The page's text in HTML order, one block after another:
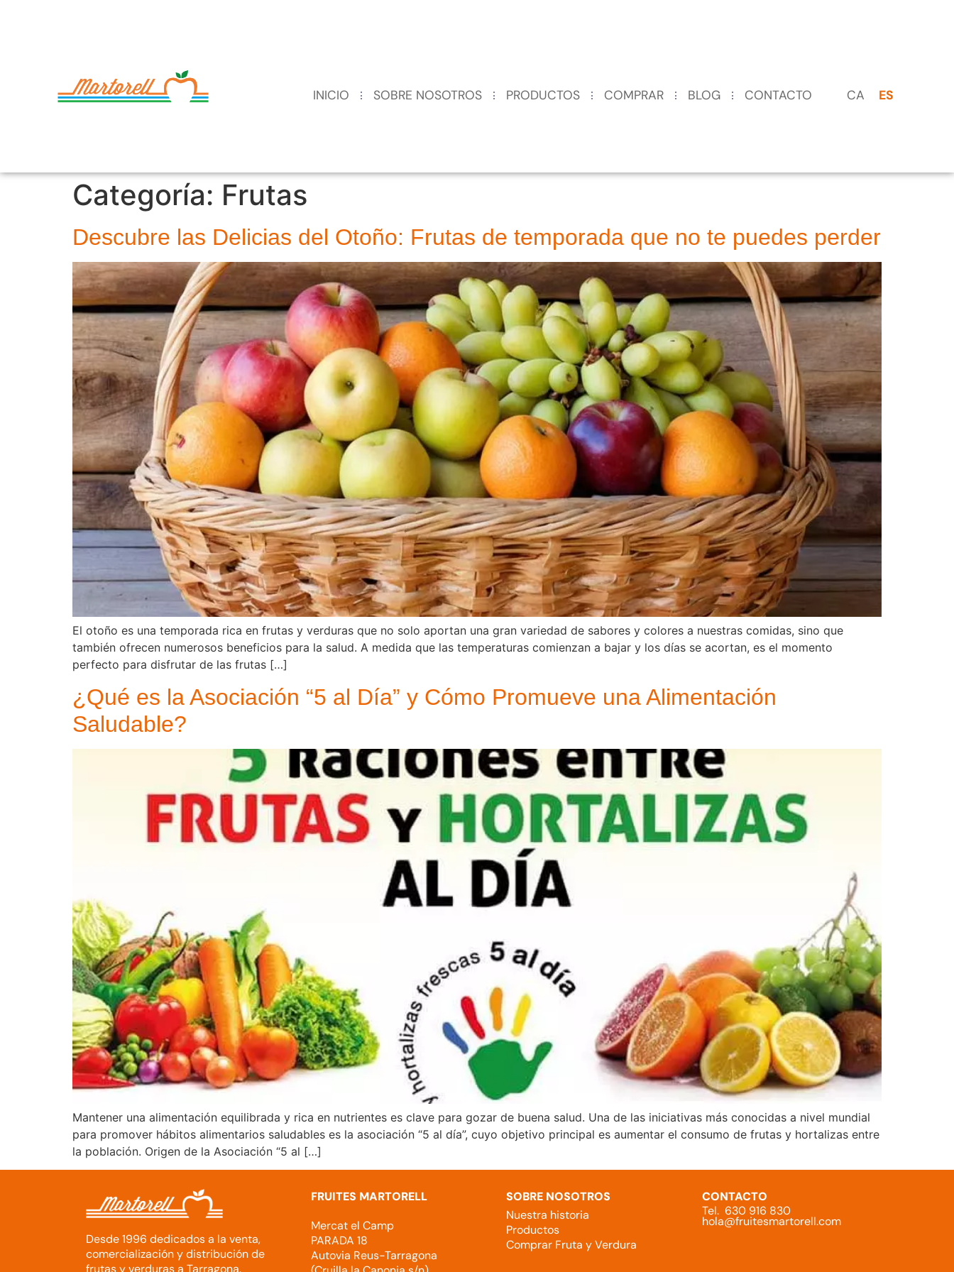
INICIO SOBRE NOSOTROS PRODUCTOS COMPRAR BLOG CONTACTO CA ES
Categoría: Frutas
Descubre las Delicias del Otoño: Frutas de temporada que no te puedes perder
El otoño es una temporada rica en frutas y verduras que no solo aportan una gran variedad de sabores y colores a nuestras comidas, sino que
también ofrecen numerosos beneficios para la salud. A medida que las temperaturas comienzan a bajar y los días se acortan, es el momento
perfecto para disfrutar de las frutas […]
¿Qué es la Asociación “5 al Día” y Cómo Promueve una Alimentación
Saludable?
Mantener una alimentación equilibrada y rica en nutrientes es clave para gozar de buena salud. Una de las iniciativas más conocidas a nivel mundial
para promover hábitos alimentarios saludables es la asociación “5 al día”, cuyo objetivo principal es aumentar el consumo de frutas y hortalizas entre
la población. Origen de la Asociación “5 al […]
Desde 1996 dedicados a la venta,
comercialización y distribución de
frutas y verduras a Tarragona.
FRUITES MARTORELL
Mercat el Camp
PARADA 18
Autovia Reus-Tarragona
SOBRE NOSOTROS
Nuestra historia
Productos
Comprar Fruta y Verdura
CONTACTO
Tel. 630 916 830
hola@fruitesmartorell.com